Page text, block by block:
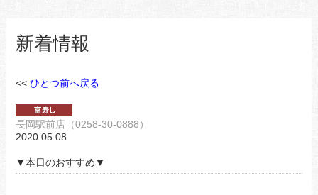
新着情報
<< ひとつ前へ戻る
長岡駅前店（0258-30-0888）
2020.05.08
▼本日のおすすめ▼